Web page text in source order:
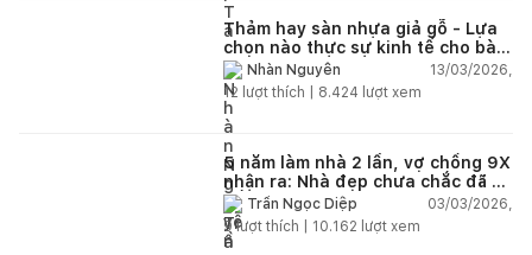
Thảm hay sàn nhựa giả gỗ - Lựa
chọn nào thực sự kinh tế cho bài
toán lâu dài?
Nhàn Nguyễn
13/03/2026,
12 lượt thích | 8.424 lượt xem
5 năm làm nhà 2 lần, vợ chồng 9X
nhận ra: Nhà đẹp chưa chắc đã dễ
sống!Trần Ngọc Diệp
03/03/2026,
9lượt thích | 10.162 lượt xem